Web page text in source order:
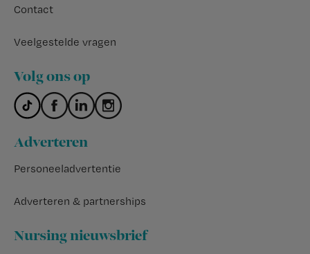
Contact
Veelgestelde vragen
Volg ons op
Adverteren
Personeeladvertentie
Adverteren & partnerships
Nursing nieuwsbrief